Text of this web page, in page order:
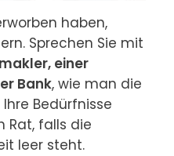
haben,
Sprechen Sie mit
einer
Bank, wie man die
Bedürfnisse
Rat, falls die
leer steht.